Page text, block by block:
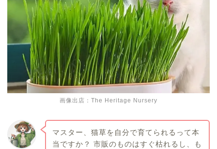
画像出店：The Heritage Nursery
マスター、猫草を自分で育てられるって本
当ですか？ 市販のものはすぐ枯れるし、も